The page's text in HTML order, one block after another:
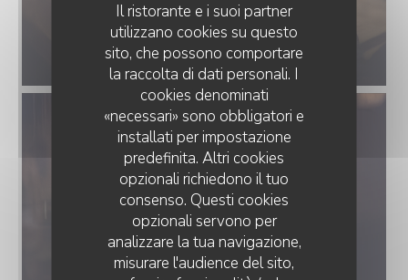
Il ristorante e i suoi partner
utilizzano cookies su questo
sito, che possono comportare
la raccolta di dati personali. I
cookies denominati
«necessari» sono obbligatori e
installati per impostazione
predefinita. Altri cookies
opzionali richiedono il tuo
consenso. Questi cookies
opzionali servono per
analizzare la tua navigazione,
misurare l'audience del sito,